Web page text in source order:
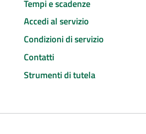
Tempi e scadenze
Accedi al servizio
Condizioni di servizio
Contatti
Strumenti di tutela